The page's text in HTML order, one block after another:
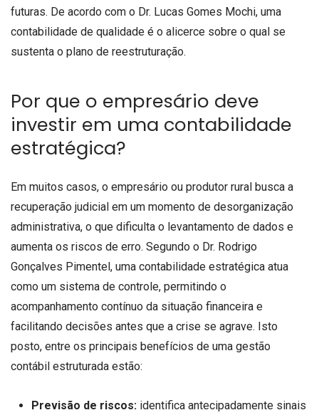
futuras. De acordo com o Dr. Lucas Gomes Mochi, uma
contabilidade de qualidade é o alicerce sobre o qual se
sustenta o plano de reestruturação.
Por que o empresário deve
investir em uma contabilidade
estratégica?
Em muitos casos, o empresário ou produtor rural busca a
recuperação judicial em um momento de desorganização
administrativa, o que dificulta o levantamento de dados e
aumenta os riscos de erro. Segundo o Dr. Rodrigo
Gonçalves Pimentel, uma contabilidade estratégica atua
como um sistema de controle, permitindo o
acompanhamento contínuo da situação financeira e
facilitando decisões antes que a crise se agrave. Isto
posto, entre os principais benefícios de uma gestão
contábil estruturada estão:
Previsão de riscos:identifica antecipadamente sinais